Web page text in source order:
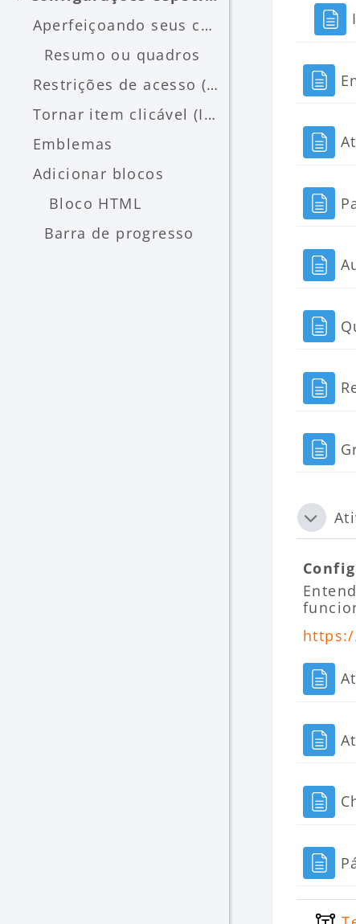
Contrair
Aperfeiçoando seus conhecimentos Conheça um pouco ...
Resumo ou quadros
Restrições de acesso (condições)
Tornar item clicável (ImageMap)
Emblemas
Adicionar blocos
Bloco HTML
Barra de progresso